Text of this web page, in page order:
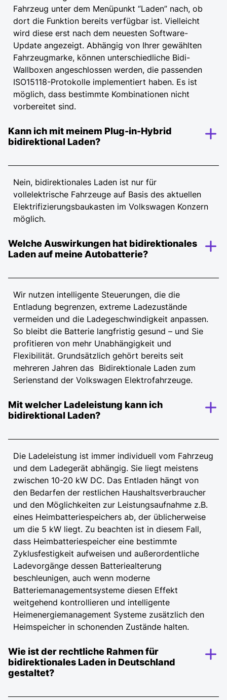
Fahrzeug unter dem Menüpunkt “Laden” nach, ob
dort die Funktion bereits verfügbar ist. Vielleicht
wird diese erst nach dem neuesten Software-
Update angezeigt. Abhängig von Ihrer gewählten
Fahrzeugmarke, können unterschiedliche Bidi-
Wallboxen angeschlossen werden, die passenden
ISO15118-Protokolle implementiert haben. Es ist
möglich, dass bestimmte Kombinationen nicht
vorbereitet sind.
Kann ich mit meinem Plug-in-Hybrid
bidirektional Laden?
Nein, bidirektionales Laden ist nur für
vollelektrische Fahrzeuge auf Basis des aktuellen
Elektrifizierungsbaukasten im Volkswagen Konzern
möglich.
Welche Auswirkungen hat bidirektionales
Laden auf meine Autobatterie?
Wir nutzen intelligente Steuerungen, die die
Entladung begrenzen, extreme Ladezustände
vermeiden und die Ladegeschwindigkeit anpassen.
So bleibt die Batterie langfristig gesund – und Sie
profitieren von mehr Unabhängigkeit und
Flexibilität. Grundsätzlich gehört bereits seit
mehreren Jahren das Bidirektionale Laden zum
Serienstand der Volkswagen Elektrofahrzeuge.
Mit welcher Ladeleistung kann ich
bidirektional Laden?
Die Ladeleistung ist immer individuell vom Fahrzeug
und dem Ladegerät abhängig. Sie liegt meistens
zwischen 10-20 kW DC. Das Entladen hängt von
den Bedarfen der restlichen Haushaltsverbraucher
und den Möglichkeiten zur Leistungsaufnahme z.B.
eines Heimbatteriespeichers ab, der üblicherweise
um die 5 kW liegt. Zu beachten ist in diesem Fall,
dass Heimbatteriespeicher eine bestimmte
Zyklusfestigkeit aufweisen und außerordentliche
Ladevorgänge dessen Batteriealterung
beschleunigen, auch wenn moderne
Batteriemanagementsysteme diesen Effekt
weitgehend kontrollieren und intelligente
Heimenergiemanagement Systeme zusätzlich den
Heimspeicher in schonenden Zustände halten.
Wie ist der rechtliche Rahmen für
bidirektionales Laden in Deutschland
gestaltet?